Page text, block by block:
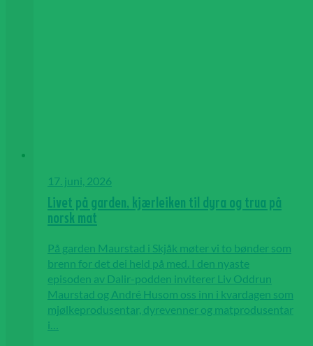
17. juni, 2026
Livet på garden, kjærleiken til dyra og trua på
norsk mat
På garden Maurstad i Skjåk møter vi to bønder som
brenn for det dei held på med. I den nyaste
episoden av Dalir-podden inviterer Liv Oddrun
Maurstad og André Husom oss inn i kvardagen som
mjølkeprodusentar, dyrevenner og matprodusentar
i…